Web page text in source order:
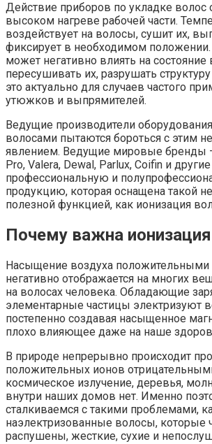
Действие приборов по укладке волос
высоком нагреве рабочей части.
воздействует на волосы, сушит их,
фиксирует в необходимом
может негативно влиять на состояние
пересушивать их, разрушать
это актуально для случаев частого
утюжков и выпрямителей.
Ведущие производители
волосами пытаются бороться с этим
явлением. Ведущие мировые бренды –
Pro, Valera, Dewal, Parlux, Coifin и
профессиональную и
продукцию, которая оснащена такой
полезной функцией, как ионизация
Почему важна ионизация
Насыщение воздуха положительными
негативно отображается на многих
на волосах человека. Обладающие
элементарные частицы электризуют
постепенно создавая насыщенное
плохо влияющее даже на наше
В природе непрерывно происходит
положительных ионов
космическое излучение, деревья,
внутри наших домов нет. Именно
сталкиваемся с такими проблемами,
наэлектризованные волосы, которые
распушены, жесткие, сухие и